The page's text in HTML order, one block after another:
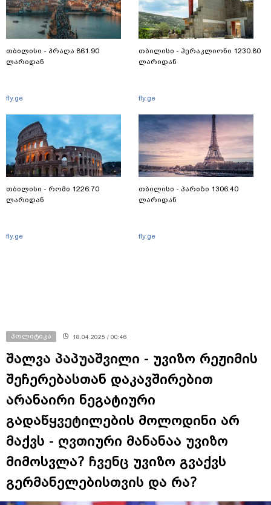
თბილისი - პრაღა 861.90
ლარიდან
fly.ge
თბილისი - რომი 1226.70
ლარიდან
fly.ge
თბილისი - ჰერაკლიონი 1230.80
ლარიდან
fly.ge
თბილისი - პარიზი 1306.40
ლარიდან
fly.ge
პოლიტიკა 18.04.2025 / 00:46
შალვა პაპუაშვილი - უვიზო რეჟიმის
შეჩერებასთან დაკავშირებით
არანაირი ნეგატიური
გადაწყვეტილების მოლოდინი არ
მაქვს - ღვთიური მანანაა უვიზო
მიმოსვლა? ჩვენც უვიზო გვაქვს
გერმანელებისთვის და რა?